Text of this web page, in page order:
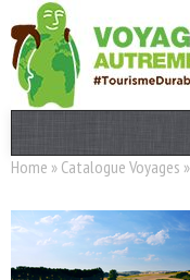
Actualités
T. Responsable
Destinations
Home » Catalogue Voyages »